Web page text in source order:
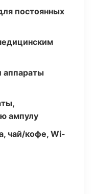
постоянных
аппараты
ампулу
чай/кофе, Wi-